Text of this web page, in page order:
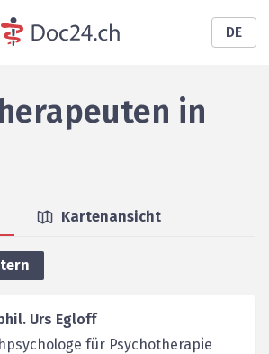
DE
in
Kartenansicht
Urs Egloff
für Psychotherapie